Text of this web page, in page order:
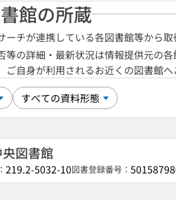
館の所蔵
ーチが連携している各図書館等から取
等の詳細・最新状況は情報提供元の
ご自身が利用されるお近くの図書館
図書館
219.2-5032-10図書登録番号：